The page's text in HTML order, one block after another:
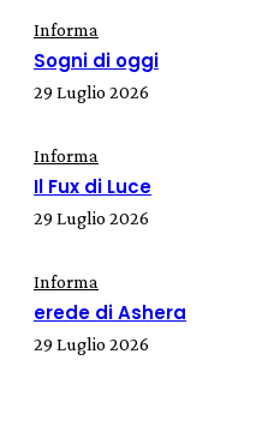
Informa
Sogni di oggi
29 Luglio 2026
Informa
Il Fux di Luce
29 Luglio 2026
Informa
erede di Ashera
29 Luglio 2026